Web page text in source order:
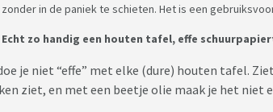
zonder in de paniek te schieten. Het is een
Echt zo handig een houten tafel, effe
je niet “effe” met elke (dure) houten tafel.
ziet, en met een beetje olie maak je het niet